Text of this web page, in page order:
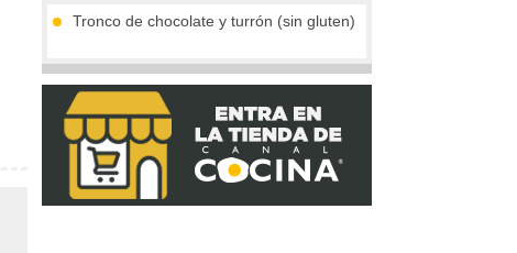
Tronco de chocolate y turrón (sin gluten)
Crema de boletus y huevo de codorniz